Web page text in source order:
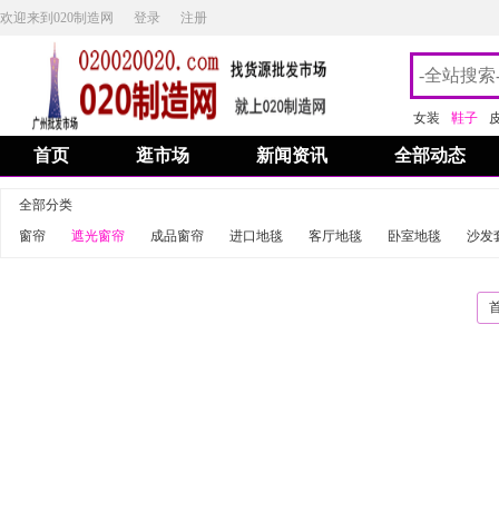
欢迎来到020制造网 登录 注册
女装 鞋子
首页 逛市场 新闻资讯 全部动态
全部分类
窗帘
遮光窗帘 成品窗帘 进口地毯 客厅地毯 卧室地毯 沙发